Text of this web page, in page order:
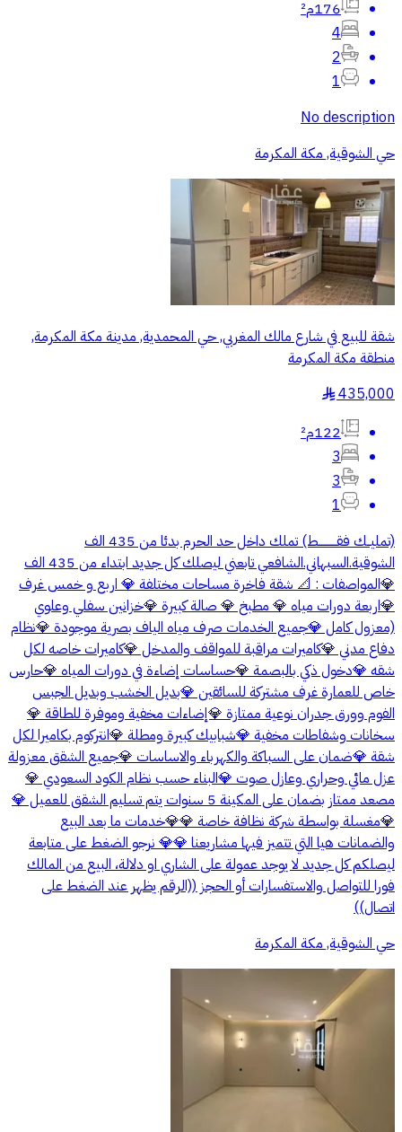
176م²
4
2
1
No description
حي الشوقية, مكة المكرمة
شقة للبيع في شارع مالك المغربي, حي المحمدية, مدينة مكة المكرمة,
منطقة مكة المكرمة
435,000
§
122م²
3
3
1
(تمليــك فقــــــــــط) تملك داخل حد الحرم بدئا من 435 الف
الشوقية.السبهاني.الشافعي تابعني ليصلك كل جديد ابتداء من 435 الف
💎المواصفات : 📐 شقة فاخرة مساحات مختلفة 💎 اربع و خمس غرف
💎اربعة دورات مياه 💎 مطبخ 💎 صالة كبيرة 💎خزانين سفلي وعلوي
(معزول كامل 💎جميع الخدمات صرف مياه الياف بصرية موجودة 💎نظام
دفاع مدني 💎كاميرات مراقبة للمواقف والمدخل 💎كاميرات خاصه لكل
شقه 💎دخول ذكي بالبصمة 💎حساسات إضاءة في دورات المياه 💎حارس
خاص للعمارة غرف مشتركة للسائقين 💎بديل الخشب وبديل الجبس
الفوم وورق جدران نوعية ممتازة 💎إضاءات مخفية وموفرة للطاقة 💎
سخانات وشفاطات مخفية 💎شبابيك كبيرة ومطلة 💎انتركوم بكاميرا لكل
شقة 💎ضمان على السباكة والكهرباء والاساسات 💎جميع الشقق معزولة
عزل مائي وحراري وعازل صوت 💎البناء حسب نظام الكود السعودي 💎
مصعد ممتاز بضمان على المكينة 5 سنوات يتم تسليم الشقق للعميل 💎
💎مغسلة بواسطة شركة نظافة خاصة 💎💎خدمات ما بعد البيع
والضمانات هيا التي تتميز فيها مشاريعنا 💎💎 نرجو الضغط على متابعة
ليصلكم كل جديد لا يوجد عمولة على الشاري او دلالة، البيع من المالك
فورا للتواصل والاستفسارات أو الحجز ((الرقم يظهر عند الضغط على
اتصال))
حي الشوقية, مكة المكرمة